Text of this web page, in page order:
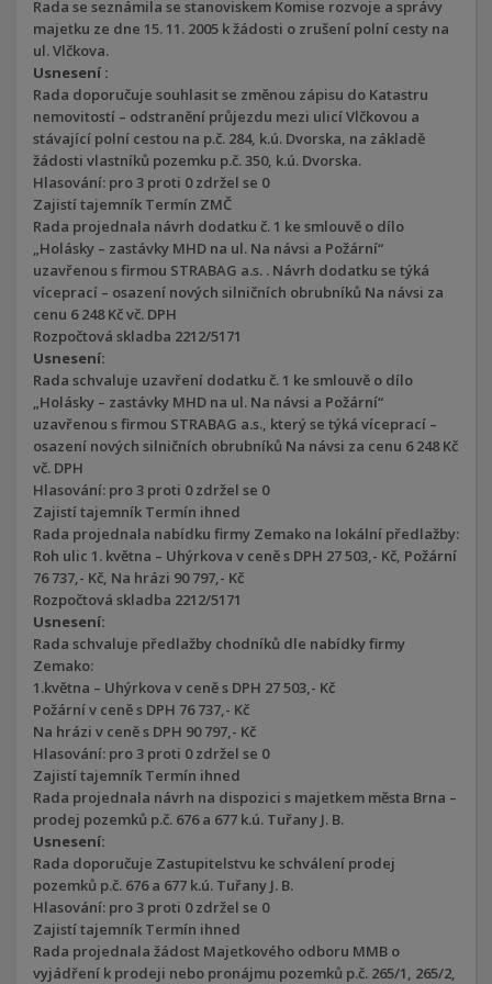
Rada se seznámila se stanoviskem Komise rozvoje a správy
majetku ze dne 15. 11. 2005 k žádosti o zrušení polní cesty na
ul. Vlčkova.
Usnesení :
Rada doporučuje souhlasit se změnou zápisu do Katastru
nemovitostí – odstranění průjezdu mezi ulicí Vlčkovou a
stávající polní cestou na p.č. 284, k.ú. Dvorska, na základě
žádosti vlastníků pozemku p.č. 350, k.ú. Dvorska.
Hlasování: pro 3 proti 0 zdržel se 0
Zajistí tajemník Termín ZMČ
Rada projednala návrh dodatku č. 1 ke smlouvě o dílo
„Holásky – zastávky MHD na ul. Na návsi a Požární“
uzavřenou s firmou STRABAG a.s. . Návrh dodatku se týká
víceprací – osazení nových silničních obrubníků Na návsi za
cenu 6 248 Kč vč. DPH
Rozpočtová skladba 2212/5171
Usnesení:
Rada schvaluje uzavření dodatku č. 1 ke smlouvě o dílo
„Holásky – zastávky MHD na ul. Na návsi a Požární“
uzavřenou s firmou STRABAG a.s., který se týká víceprací –
osazení nových silničních obrubníků Na návsi za cenu 6 248 Kč
vč. DPH
Hlasování: pro 3 proti 0 zdržel se 0
Zajistí tajemník Termín ihned
Rada projednala nabídku firmy Zemako na lokální předlažby:
Roh ulic 1. května – Uhýrkova v ceně s DPH 27 503,- Kč, Požární
76 737,- Kč, Na hrázi 90 797,- Kč
Rozpočtová skladba 2212/5171
Usnesení:
Rada schvaluje předlažby chodníků dle nabídky firmy
Zemako:
1.května – Uhýrkova v ceně s DPH 27 503,- Kč
Požární v ceně s DPH 76 737,- Kč
Na hrázi v ceně s DPH 90 797,- Kč
Hlasování: pro 3 proti 0 zdržel se 0
Zajistí tajemník Termín ihned
Rada projednala návrh na dispozici s majetkem města Brna –
prodej pozemků p.č. 676 a 677 k.ú. Tuřany J. B.
Usnesení:
Rada doporučuje Zastupitelstvu ke schválení prodej
pozemků p.č. 676 a 677 k.ú. Tuřany J. B.
Hlasování: pro 3 proti 0 zdržel se 0
Zajistí tajemník Termín ihned
Rada projednala žádost Majetkového odboru MMB o
vyjádření k prodeji nebo pronájmu pozemků p.č. 265/1, 265/2,